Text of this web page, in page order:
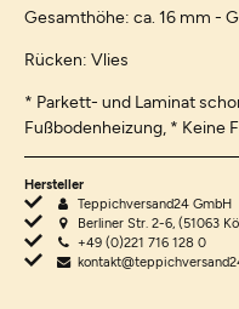
Gesamthöhe: ca. 16 mm -
Rücken: Vlies
* Parkett- und Laminat
Fußbodenheizung, * Keine
Hersteller
Teppichversand24 GmbH
Berliner Str. 2-6, (51063
+49 (0)221 716 128 0